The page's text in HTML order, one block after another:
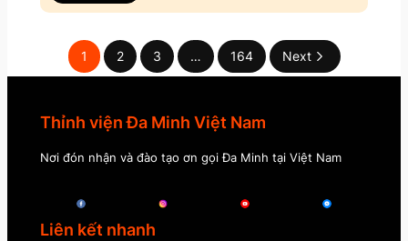
1 2 3 … 164 Next
Thỉnh viện Đa Minh Việt Nam
Nơi đón nhận và đào tạo ơn gọi Đa Minh tại Việt Nam
Liên kết nhanh